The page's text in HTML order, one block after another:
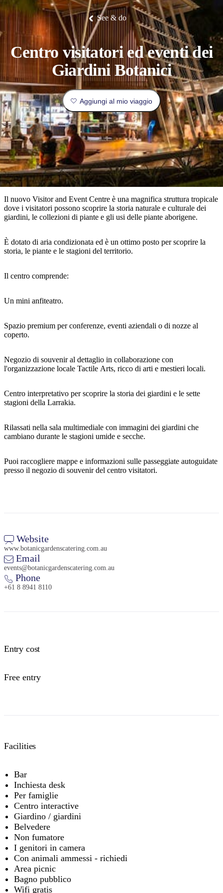
Luoghi
da
visitare
I
luoghi
più
popolari
Outback
e
attività
all'aperto
Esplora
per
regioni
Litchfield
Park
Isole
Tiwi
Arnhem
Land
orientale.
Mataranka
Il
Nitmiluk
Karlu
Marbles
Maguk
Tjorita
/
Parco
dei
West
MacDonnell
Cosa
fare
Esperienze
Tipo
di
viaggiatore
Le
esperienze
migliori
fauna
tradizione
Pesca
all’insegna
del
lusso
Camping
e
glamping
Idee
di
Pianifica
il
viaggio
Pianifica
e
prenota
Informazioni
pratiche
Strumenti
per
pianificare
il
viaggio
See & do
Centro visitatori ed eventi dei
Giardini Botanici
Aggiungi al mio viaggio
Il nuovo Visitor and Event Centre è una magnifica struttura tropicale
dove i visitatori possono scoprire la storia naturale e culturale dei
giardini, le collezioni di piante e gli usi delle piante aborigene.
È dotato di aria condizionata ed è un ottimo posto per scoprire la
storia, le piante e le stagioni del territorio.
Il centro comprende:
Un mini anfiteatro.
Spazio premium per conferenze, eventi aziendali o di nozze al
coperto.
Negozio di souvenir al dettaglio in collaborazione con
l'organizzazione locale Tactile Arts, ricco di arti e mestieri locali.
Centro interpretativo per scoprire la storia dei giardini e le sette
stagioni della Larrakia.
Rilassati nella sala multimediale con immagini dei giardini che
cambiano durante le stagioni umide e secche.
Puoi raccogliere mappe e informazioni sulle passeggiate autoguidate
presso il negozio di souvenir del centro visitatori.
Website
www.botanicgardenscatering.com.au
Email
events@botanicgardenscatering.com.au
Phone
+61 8 8941 8110
Entry cost
Free entry
Facilities
Bar
Inchiesta desk
Per famiglie
Centro interactive
Giardino / giardini
Belvedere
Non fumatore
I genitori in camera
Con animali ammessi - richiedi
Area picnic
Bagno pubblico
Wifi gratis